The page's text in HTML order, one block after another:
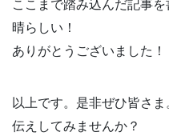
ここまで踏み込んだ記事
晴らしい！
ありがとうございました！
以上です。是非ぜひ皆さ
伝えしてみませんか？